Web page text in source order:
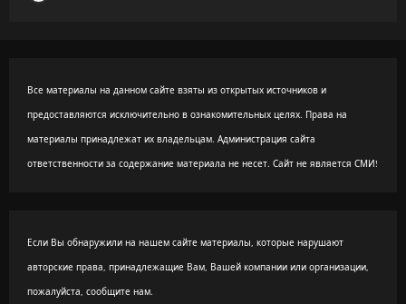
Все материалы на данном сайте взяты из открытых источников и
предоставляются исключительно в ознакомительных целях. Права на
материалы принадлежат их владельцам. Администрация сайта
ответственности за содержание материала не несет. Сайт не является СМИ!
Если Вы обнаружили на нашем сайте материалы, которые нарушают
авторские права, принадлежащие Вам, Вашей компании или организации,
пожалуйста, сообщите нам.